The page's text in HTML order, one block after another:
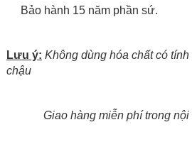
Bảo hành 15 năm phần sứ.
Lưu ý: Không dùng hóa chất có
chậu
Giao hàng miễn phí trong nội